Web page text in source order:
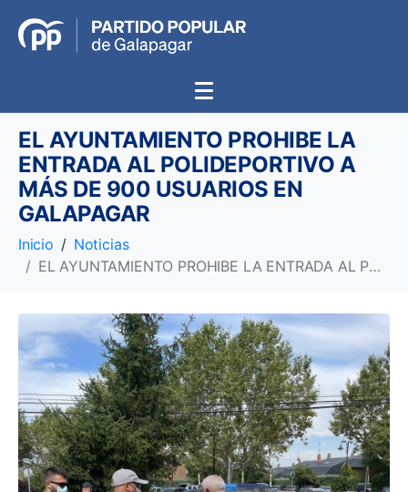
EL AYUNTAMIENTO PROHIBE LA
ENTRADA AL POLIDEPORTIVO A
MÁS DE 900 USUARIOS EN
GALAPAGAR
Inicio
Noticias
EL AYUNTAMIENTO PROHIBE LA ENTRADA AL POLIDEPORTIVO A MÁS DE 900 USUARIOS EN GALAPAGAR